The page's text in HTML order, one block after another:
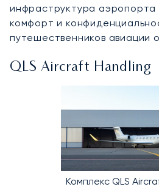
инфраструктура аэропорта
комфорт и
путешественников авиации
QLS Aircraft Handling
Комплекс QLS